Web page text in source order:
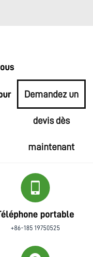
Demandez un
devis dès
maintenant
portable
+86-185 19750525